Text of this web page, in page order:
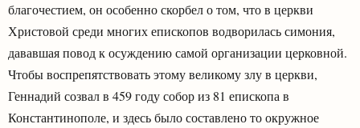
благочестием, он особенно скорбел о том, что в церкви
Христовой среди многих епископов водворилась симония,
дававшая повод к осуждению самой организации церковной.
Чтобы воспрепятствовать этому великому злу в церкви,
Геннадий созвал в 459 году собор из 81 епископа в
Константинополе, и здесь было составлено то окружное